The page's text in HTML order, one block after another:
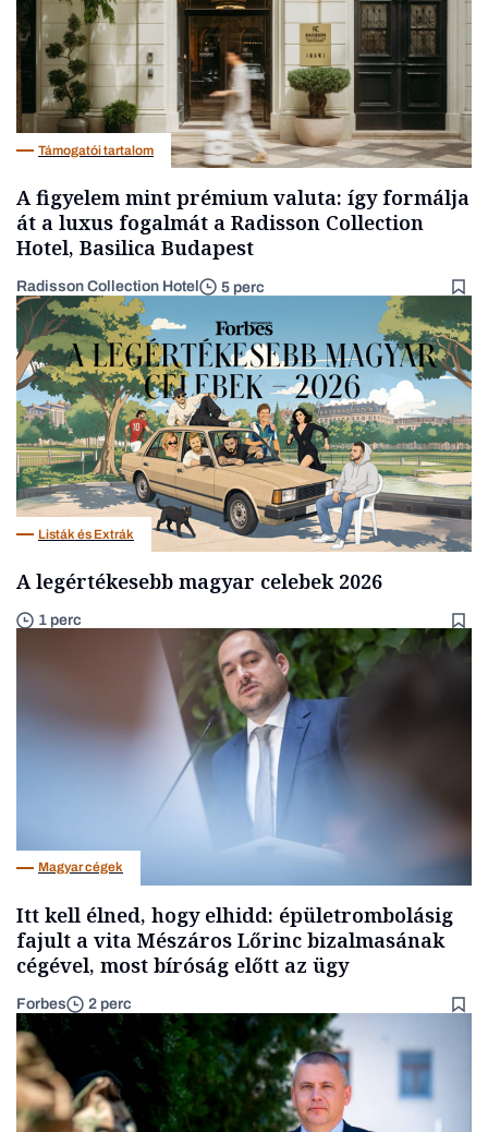
Támogatói tartalom
A figyelem mint prémium valuta: így formálja
át a luxus fogalmát a Radisson Collection
Hotel, Basilica Budapest
Radisson Collection Hotel 5 perc
Listák és Extrák
A legértékesebb magyar celebek 2026
1 perc
Magyar cégek
Itt kell élned, hogy elhidd: épületrombolásig
fajult a vita Mészáros Lőrinc bizalmasának
cégével, most bíróság előtt az ügy
Forbes 2 perc